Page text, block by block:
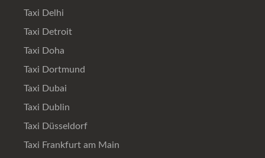
Taxi Delhi
Taxi Detroit
Taxi Doha
Taxi Dortmund
Taxi Dubai
Taxi Dublin
Taxi Düsseldorf
Taxi Frankfurt am Main